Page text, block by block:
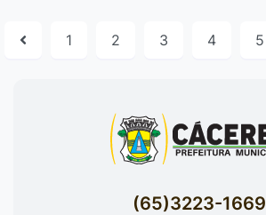
1 2 3 4 5
(65)3223-1669